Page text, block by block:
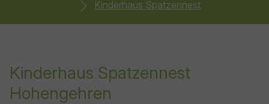
Kinderhaus Spatzennest
Kinderhaus Spatzennest
Hohengehren